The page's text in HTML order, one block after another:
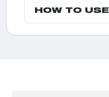
HOW TO USE